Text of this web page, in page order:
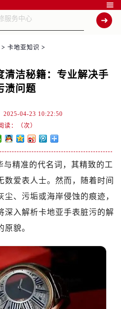

> 卡地亚知识 >
清洁秘籍：专业解决手
渍问题
2025-04-23 10:22:50
读：（次）
与精准的代名词，其精致的工
数爱表人士。然而，随着时间
、污垢或海岸侵蚀的痕迹，
深入解析卡地亚手表脏污的解
貌。